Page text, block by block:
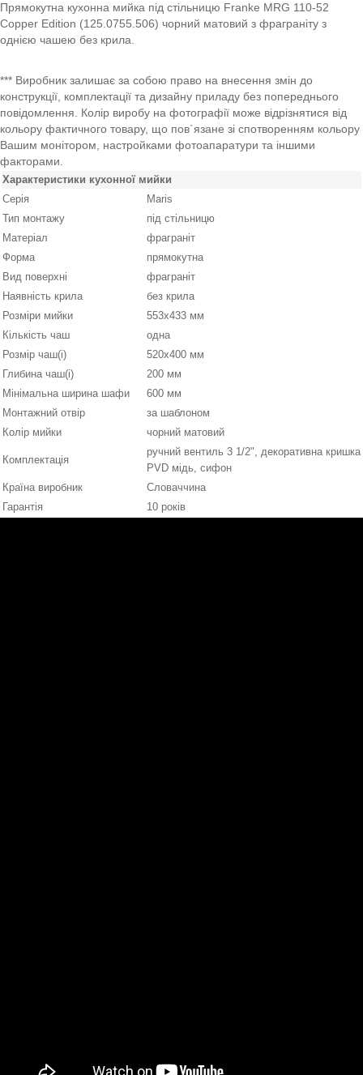
Прямокутна кухонна мийка під стільницю Franke MRG 110-52
Copper Edition (125.0755.506) чорний матовий з фраграніту з
однією чашею без крила.
*** Виробник залишає за собою право на внесення змін до
конструкції, комплектації та дизайну приладу без попереднього
повідомлення. Колір виробу на фотографії може відрізнятися від
кольору фактичного товару, що пов`язане зі спотворенням кольору
Вашим монітором, настройками фотоапаратури та іншими
факторами.
Характеристики кухонної мийки
Серія
Maris
Тип монтажу
під стільницю
Матеріал
фраграніт
Форма
прямокутна
Вид поверхні
фраграніт
Наявність крила
без крила
Розміри мийки
553х433 мм
Кількість чаш
одна
Розмір чаш(і)
520х400 мм
Глибина чаш(і)
200 мм
Мінімальна ширина шафи
600 мм
Монтажний отвір
за шаблоном
Колір мийки
чорний матовий
Комплектація
ручний вентиль 3 1/2", декоративна кришка
PVD мідь, сифон
Країна виробник
Словаччина
Гарантія
10 років